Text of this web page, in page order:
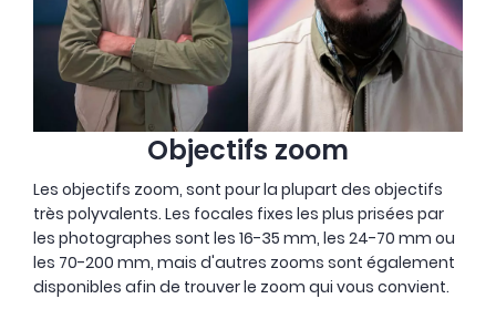
Objectifs zoom
Les objectifs zoom, sont pour la plupart des objectifs
très polyvalents. Les focales fixes les plus prisées par
les photographes sont les 16-35 mm, les 24-70 mm ou
les 70-200 mm, mais d'autres zooms sont également
disponibles afin de trouver le zoom qui vous convient.